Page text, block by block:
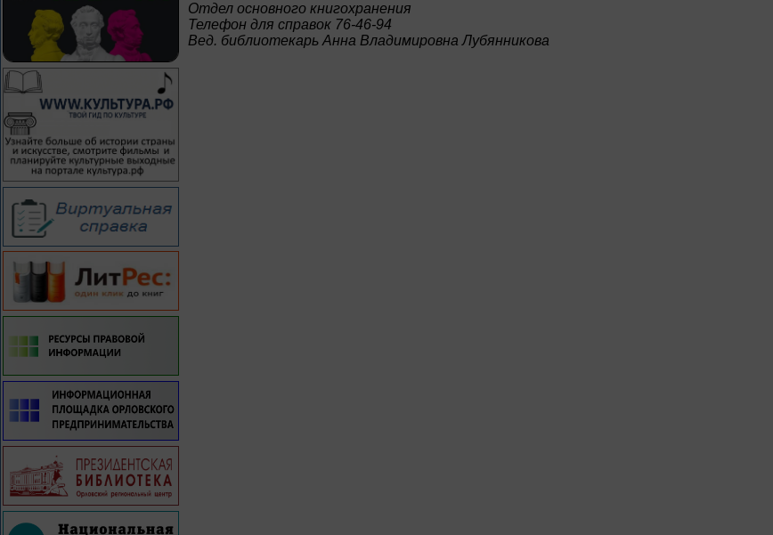
Отдел основного книгохранения
Телефон для справок 76-46-94
Вед. библиотекарь Анна Владимировна Лубянникова